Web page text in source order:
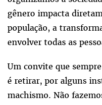
gênero impacta
população, a
envolver todas as
Um convite que
é retirar, por alguns
machismo. Não